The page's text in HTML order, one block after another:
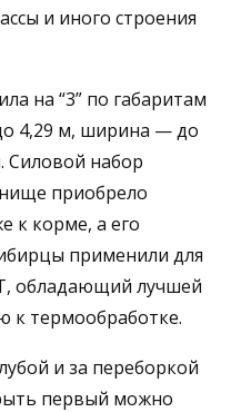
и иного строения
на “3” по габаритам
4,29 м, ширина — до
Силовой набор
приобрело
к корме, а его
применили для
обладающий лучшей
к термообработке.
и за переборкой
первый можно